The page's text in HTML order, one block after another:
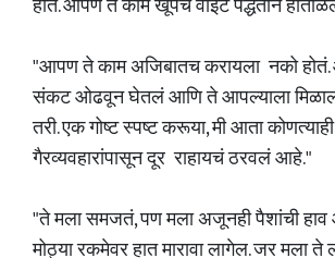
होतं. आपण ते काम खूपच वाईट पद्धतीने
"आपण ते काम अजिबातच करायला नको
संकट ओढवून घेतलं आणि ते आपल्याला मिळालं
तरी. एक गोष्ट स्पष्ट करूया, मी आता
गैरव्यवहारांपासून दूर राहायचं ठरवलं आहे."
"ते मला समजतं, पण मला अजूनही पैशांची
मोठ्या रकमेवर हात मारावा लागेल. जर मला